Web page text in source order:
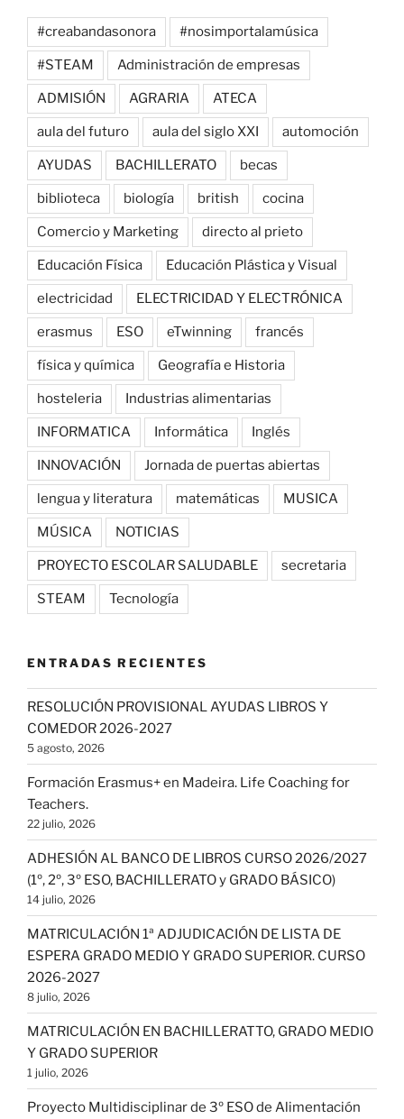
#creabandasonora #nosimportalamúsica
#STEAM Administración de empresas
ADMISIÓN AGRARIA ATECA
aula del futuro aula del siglo XXI automoción
AYUDAS BACHILLERATO becas
biblioteca biología british cocina
Comercio y Marketing directo al prieto
Educación Física Educación Plástica y Visual
electricidad ELECTRICIDAD Y ELECTRÓNICA
erasmus ESO eTwinning francés
física y química Geografía e Historia
hosteleria Industrias alimentarias
INFORMATICA Informática Inglés
INNOVACIÓN Jornada de puertas abiertas
lengua y literatura matemáticas MUSICA
MÚSICA NOTICIAS
PROYECTO ESCOLAR SALUDABLE secretaria
STEAM Tecnología
ENTRADAS RECIENTES
RESOLUCIÓN PROVISIONAL AYUDAS LIBROS Y
COMEDOR 2026-2027
5 agosto, 2026
Formación Erasmus+ en Madeira. Life Coaching for
Teachers.
22 julio, 2026
ADHESIÓN AL BANCO DE LIBROS CURSO 2026/2027
(1º, 2º, 3º ESO, BACHILLERATO y GRADO BÁSICO)
14 julio, 2026
MATRICULACIÓN 1ª ADJUDICACIÓN DE LISTA DE
ESPERA GRADO MEDIO Y GRADO SUPERIOR. CURSO
2026-2027
8 julio, 2026
MATRICULACIÓN EN BACHILLERATTO, GRADO MEDIO
Y GRADO SUPERIOR
1 julio, 2026
Proyecto Multidisciplinar de 3º ESO de Alimentación